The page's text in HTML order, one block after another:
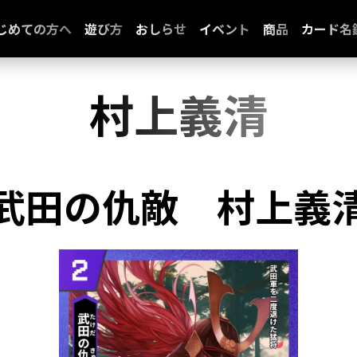
めての方へ 遊び方 おしらせ イベント 商品 カード名
村上義清
田の仇敵 村上義